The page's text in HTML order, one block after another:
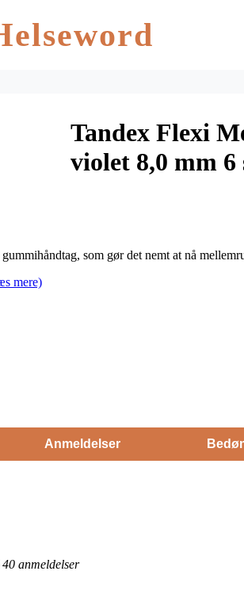
Tandex Flexi
violet 8,0 mm 6
som gør det nemt at nå
mere)
Anmeldelser
anmeldelser